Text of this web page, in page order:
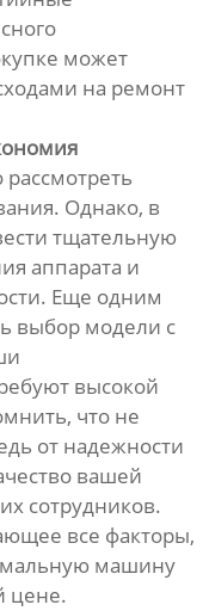
может
на ремонт
Однако, в
тщательную
аппарата и
Еще одним
выбор модели с
высокой
что не
от надежности
вашей
сотрудников.
все факторы,
машину
цене.